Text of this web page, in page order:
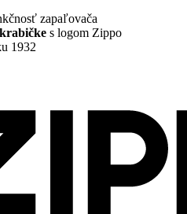
zapaľovača
s logom Zippo
1932